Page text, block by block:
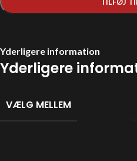
Yderligere information
Yderligere
VÆLG MELLEM